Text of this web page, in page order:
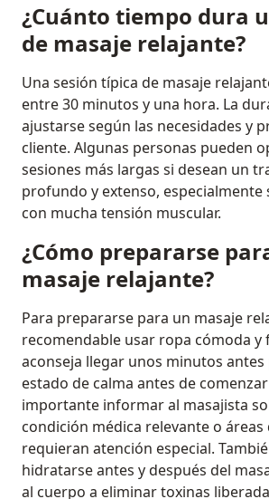
¿Cuánto tiempo dura
de masaje relajante?
Una sesión típica de masaje
entre 30 minutos y una hora. La
ajustarse según las necesidades y
cliente. Algunas personas pueden
sesiones más largas si desean un
profundo y extenso, especialmente
con mucha tensión muscular.
¿Cómo prepararse
masaje relajante?
Para prepararse para un masaje
recomendable usar ropa cómoda y
aconseja llegar unos minutos
estado de calma antes de
importante informar al masajista
condición médica relevante o
requieran atención especial.
hidratarse antes y después del
al cuerpo a eliminar toxinas